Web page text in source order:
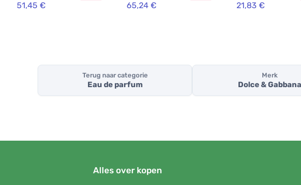
51,45 € 65,24 € 21,83 €
Terug naar categorie
Eau de parfum
Merk
Dolce & Gabbana
Alles over kopen